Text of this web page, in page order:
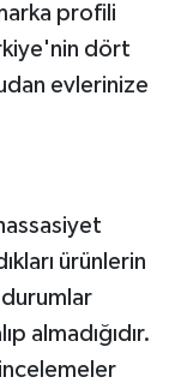
profili
dört
evlerinize
ürünlerin
durumlar
almadığıdır.